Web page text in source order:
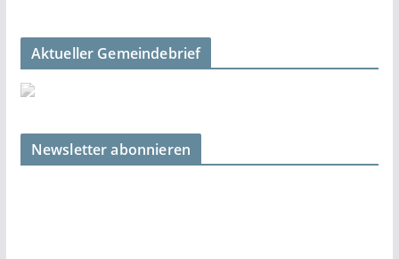
Aktueller Gemeindebrief
Newsletter abonnieren